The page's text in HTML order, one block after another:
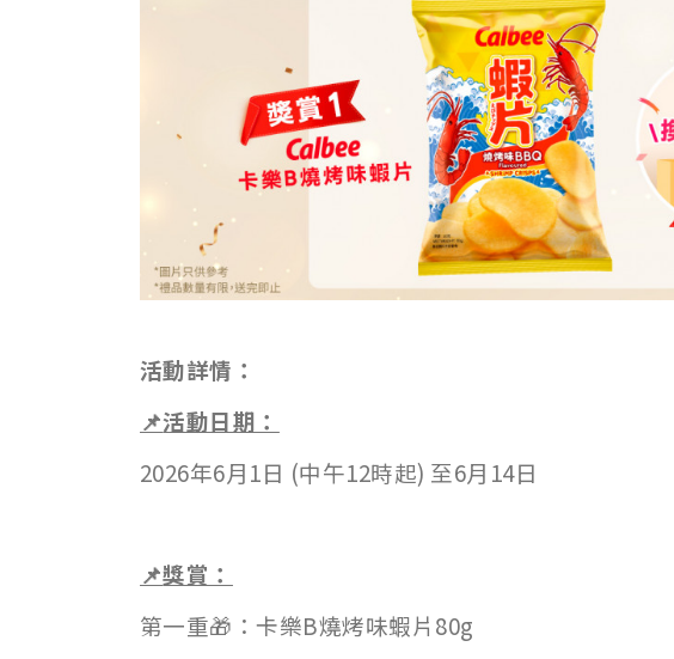
活動詳情：
📌活動日期：
2026年6月1日 (中午12時起) 至6月14日
📌獎賞：
第一重🎁：卡樂B燒烤味蝦片80g